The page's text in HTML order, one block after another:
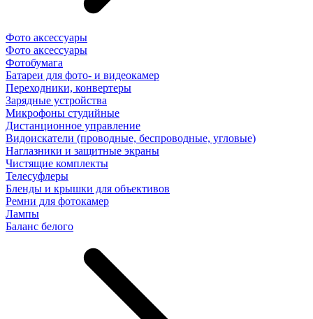
Фото аксессуары
Фото аксессуары
Фотобумага
Батареи для фото- и видеокамер
Переходники, конвертеры
Зарядные устройства
Микрофоны студийные
Дистанционное управление
Видоискатели (проводные, беспроводные, угловые)
Наглазники и защитные экраны
Чистящие комплекты
Телесуфлеры
Бленды и крышки для объективов
Ремни для фотокамер
Лампы
Баланс белого